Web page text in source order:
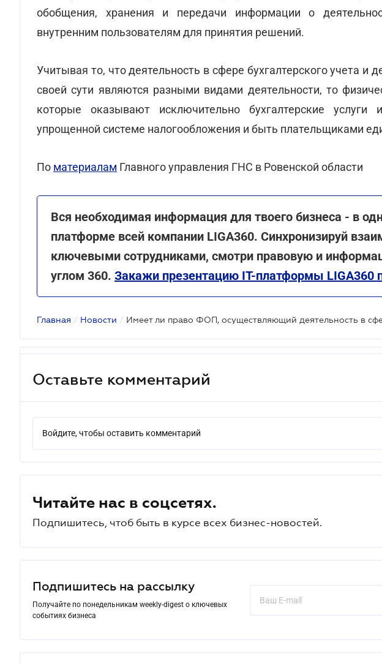
обобщения, хранения и передачи информации о
внутренним пользователям для принятия решений.
Учитывая то, что деятельность в сфере бухгалтерского учета и
своей сути являются разными видами деятельности, то
которые оказывают исключительно бухгалтерские
упрощенной системе налогообложения и быть плательщиками
По материалам Главного управления ГНС в Ровенской области
Вся необходимая информация для твоего бизнеса - в
платформе всей компании LIGA360. Синхронизируй
ключевыми сотрудниками, смотри правовую и
углом 360. Закажи презентацию IT-платформы LIGA360
Главная / Новости /
Оставьте комментарий
Войдите, чтобы оставить комментарий
Читайте нас в соцсетях.
Подпишитесь, чтоб быть в курсе всех бизнес-новостей.
Подпишитесь на рассылку
Получайте по понедельникам weekly-digest о ключевых
событиях бизнеса